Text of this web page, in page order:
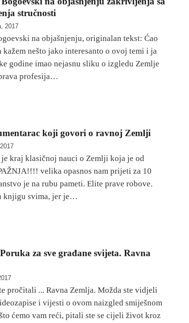
stručnosti
2017
na objašnjenju, originalan tekst: Ćao
kažem nešto jako interesanto o ovoj temi i ja
godine imao nejasnu sliku o izgledu Zemlje
profesija…
koji govori o ravnoj Zemlji
je kraj klasičnoj nauci o Zemlji koja je od
velika opasnos nam prijeti za 10
je na rubu pameti. Elite prave robove.
knjigu svima, jer je…
za sve građane svijeta. Ravna
pročitali ... Ravna Zemlja. Možda ste vidjeli
i vijesti o ovom naizgled smiješnom
ćemo vam reći, pitali ste se cijeli život kroz